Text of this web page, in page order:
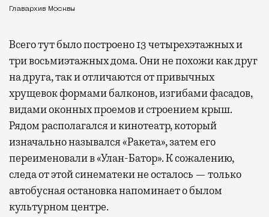
Главархив Москвы
Всего тут было построено 13 четырехэтажных и
три восьмиэтажных дома. Они не похожи как друг
на друга, так и отличаются от привычных
хрущевок формами балконов, изгибами фасадов,
видами оконных проемов и строением крыш.
Рядом располагался и кинотеатр, который
изначально назывался «Ракета», затем его
переименовали в «Улан-Батор». К сожалению,
следа от этой синематеки не осталось — только
автобусная остановка напоминает о былом
культурном центре.